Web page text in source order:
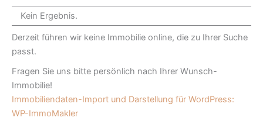
Kein Ergebnis.
Derzeit führen wir keine Immobilie online, die zu Ihrer Suche
passt.
Fragen Sie uns bitte persönlich nach Ihrer Wunsch-
Immobilie!
Immobiliendaten-Import und Darstellung für WordPress:
WP-ImmoMakler